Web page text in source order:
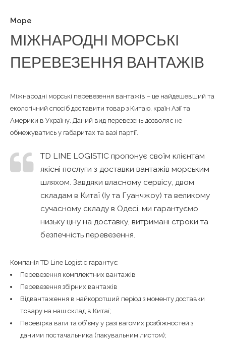
Море
МІЖНАРОДНІ МОРСЬКІ
ПЕРЕВЕЗЕННЯ ВАНТАЖІВ
Міжнародні морські перевезення вантажів – це найдешевший та
екологічний спосіб доставити товар з Китаю, країн Азії та
Америки в Україну. Даний вид перевезень дозволяє не
обмежуватись у габаритах та вазі партії.
TD LINE LOGISTIC пропонує своїм клієнтам
якісні послуги з доставки вантажів морським
шляхом. Завдяки власному сервісу, двом
складам в Китаї (Іу та Гуанчжоу) та великому
сучасному складу в Одесі, ми гарантуємо
низьку ціну на доставку, витримані строки та
безпечність перевезення.
КомпаніяTD Line Logistic гарантує:
Перевезення комплектних вантажів
Перевезення збірних вантажів
Відвантаження в найкоротший період з моменту доставки
товару на наш склад в Китаї;
Перевірка ваги та об’єму у разі вагомих розбіжностей з
даними постачальника (пакувальним листом);